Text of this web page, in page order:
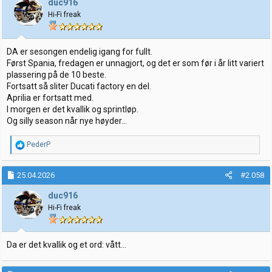
duc916
Hi-Fi freak
DA er sesongen endelig igang for fullt.
Først Spania, fredagen er unnagjort, og det er som før i år litt variert
plassering på de 10 beste.
Fortsatt så sliter Ducati factory en del.
Aprilia er fortsatt med.
I morgen er det kvallik og sprintløp.
Og silly season når nye høyder...
R
e
a
k
s
j
o
n
e
r
:
PederP
25.04.2026 #2.058
duc916
Hi-Fi freak
Da er det kvallik og et ord: vått...